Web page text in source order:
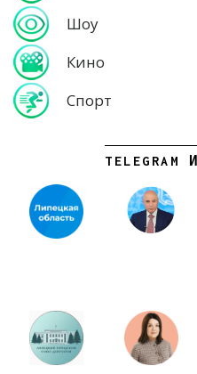
Шоу
Кино
Спорт
TELEGRAM